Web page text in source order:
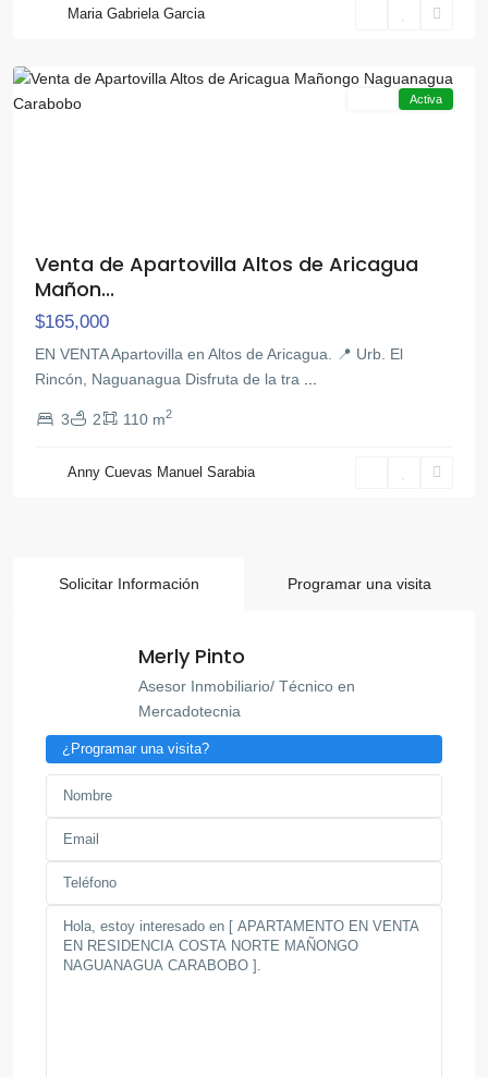
Maria Gabriela Garcia
Mañongo,
Activa
Venta de Apartovilla Altos de Aricagua
Mañon...
$165,000
EN VENTA Apartovilla en Altos de Aricagua. 📍 Urb. El
Rincón, Naguanagua Disfruta de la tra
3 2 110 m2
Anny Cuevas Manuel Sarabia
Solicitar Información Programar una visita
Merly Pinto
Asesor Inmobiliario/ Técnico en
Mercadotecnia
¿Programar una visita?